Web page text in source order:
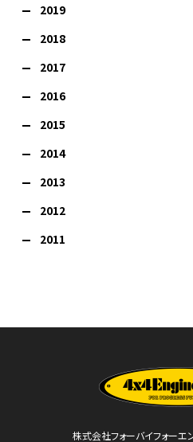
2019
2018
2017
2016
2015
2014
2013
2012
2011
株式会社フォーバイフォーエ